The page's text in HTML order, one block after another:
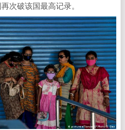
次破该国最高记录。